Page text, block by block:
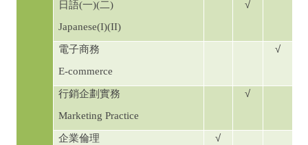
日語(一)(二)
Japanese(I)(II)
√
電子商務
E-commerce
√
行銷企劃實務
Marketing Practice
√
企業倫理
√